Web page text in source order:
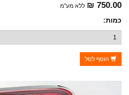
750.00 ₪ ללא מע"מ
כמות:
הוסף לסל